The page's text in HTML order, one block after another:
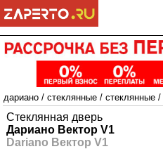
дариано / стеклянные / стеклянные /
Стеклянная дверь
Дариано Вектор V1
Dariano Вектор V1